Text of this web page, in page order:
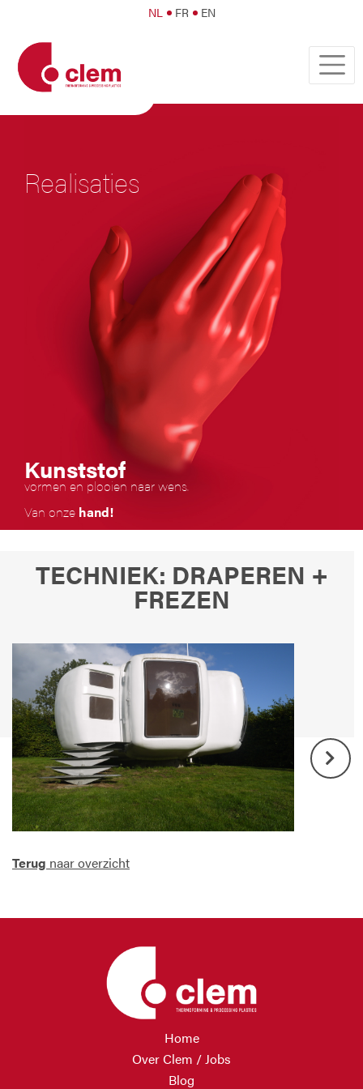
NL FR EN
Realisaties
Kunststof
vormen en plooien naar wens.
​Van onze hand!
TECHNIEK: DRAPEREN +
FREZEN
Next
Terug naar overzicht
Home
Over Clem / Jobs
Blog